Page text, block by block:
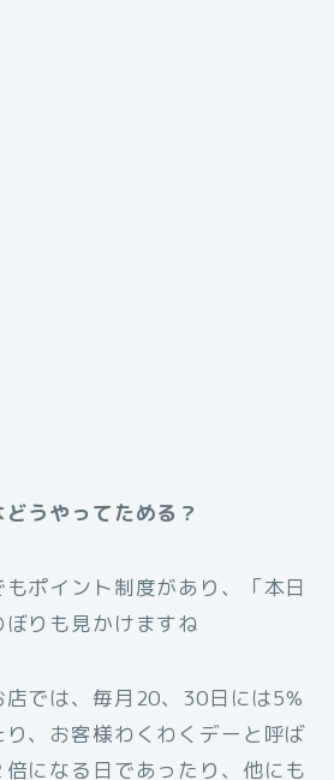
うやってためる？
ポイント制度があり、「本日
りも見かけますね
では、毎月20、30日には5%
、お客様わくわくデーと呼ば
になる日であったり、他にも